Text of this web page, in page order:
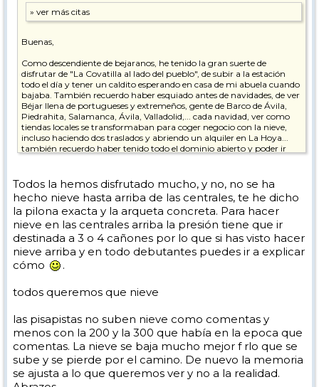
Buenas,
Como descendiente de bejaranos, he tenido la gran suerte de
disfrutar de "La Covatilla al lado del pueblo", de subir a la estación
todo el día y tener un caldito esperando en casa de mi abuela cuando
bajaba. También recuerdo haber esquiado antes de navidades, de ver
Béjar llena de portugueses y extremeños, gente de Barco de Ávila,
Piedrahita, Salamanca, Ávila, Valladolid,... cada navidad, ver como
tiendas locales se transformaban para coger negocio con la nieve,
incluso haciendo dos traslados y abriendo un alquiler en La Hoya...
también recuerdo haber tenido todo el dominio abierto y poder ir
como se hacia nieve en los cañones de las centrales (si, primero en la
pista de La Covatilla cuando solo había 6 pistas y después en El
regajo de las Mulas cuando se amplió); no hasta arriba, pero si
recuerdo ver como se hacia en debutantes a la vez que en las
centrales, para después distribuirlas con la pisapistas, que veía desde
caso con los prismáticos por la noche trabajar en El Cerrojo.
También recuerdo ser de los pocos que subiamos en Año Nuevo a
disfrutar del día soleado, con mucha nieve y 0 cola en el telesilla en
plenas navidades... Pero eso ya hace unos cuantos años es solo un
Yo si que recuerdo haber abierto las centrales con una buena cama
pistas casi pelado a los pocos días... y trabajar en los ventisqueros día
y noche para llenar las pistas...
Ojalá me equivoque y vengan años buenos, pero tengo poca fe en
que La Covatilla tenga una larga vida... Es una lástima y me duele en
el alma, pero es lo que pienso... la climatología no ayuda y las
rencillas de los lugareños tampoco aporta nada positivo...
Todos la hemos disfrutado mucho, y no, no se ha
hecho nieve hasta arriba de las centrales, te he dicho
la pilona exacta y la arqueta concreta. Para hacer
nieve en las centrales arriba la presión tiene que ir
destinada a 3 o 4 cañones por lo que si has visto hacer
nieve arriba y en todo debutantes puedes ir a explicar
cómo
.
todos queremos que nieve
las pisapistas no suben nieve como comentas y
menos con la 200 y la 300 que había en la epoca que
comentas. La nieve se baja mucho mejor f rlo que se
sube y se pierde por el camino. De nuevo la memoria
se ajusta a lo que queremos ver y no a la realidad.